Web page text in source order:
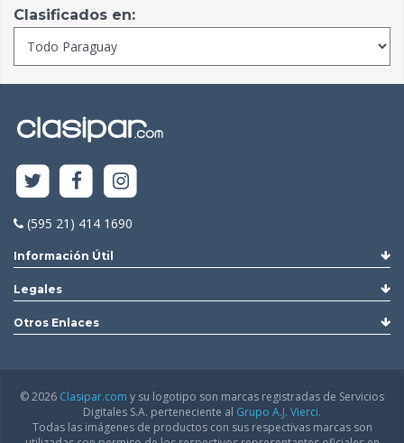
Clasificados en:
(595 21) 414 1690
Información Útil
Legales
Otros Enlaces
© 2026 Clasipar.com y su logotipo son marcas registradas de Servicios
Digitales S.A. perteneciente al Grupo A.J. Vierci.
Todas las imágenes de productos con sus respectivas marcas son